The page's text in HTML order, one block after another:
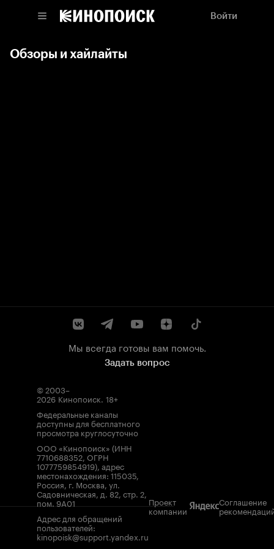
Войти
Обзоры и хайлайты
Мы всегда готовы вам помочь.
Задать вопрос
© 2003–
2026 Кинопоиск. 18+
Федеральные каналы
доступны для бесплатного
просмотра круглосуточно
ООО «Кинопоиск» (ИНН
7710688352, ОГРН
1077759854919), адрес
местонахождения: 115035,
Россия, г. Москва, ул.
Садовническая, д. 82, стр. 2,
пом. 9А01
Адрес для обращений
пользователей:
kinopoisk@support.yandex.ru
Проект
компании
Соглашение